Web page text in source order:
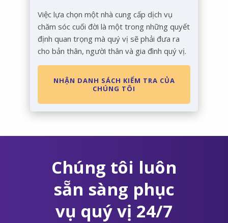
Việc lựa chọn một nhà cung cấp dịch vụ
chăm sóc cuối đời là một trong những quyết
định quan trọng mà quý vị sẽ phải đưa ra
cho bản thân, người thân và gia đình quý vị.
NHẬN DANH SÁCH KIỂM TRA CỦA
CHÚNG TÔI
Chúng tôi luôn
sẵn sàng phục
vụ quý vị 24/7